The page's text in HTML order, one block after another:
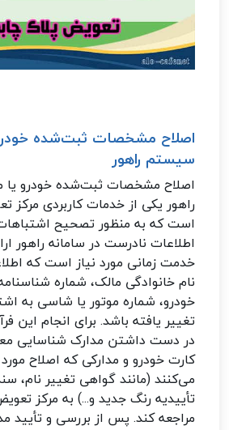
اصلاح مشخصات ثبت‌شده
سیستم راهور
اصلاح مشخصات ثبت‌شده خودرو
راهور یکی از خدمات کاربردی مرکز
است که به منظور تصحیح
اطلاعات نادرست در سامانه راهور
خدمت زمانی مورد نیاز است که
نام خانوادگی مالک، شماره
خودرو، شماره موتور یا شاسی به
تغییر یافته باشد. برای انجام این
در دست داشتن مدارک شناسایی
کارت خودرو و مدارکی که اصلاح مورد
می‌کنند (مانند گواهی تغییر نام،
تأییدیه رنگ جدید و...) به مرکز
مراجعه کند. پس از بررسی و تأیید